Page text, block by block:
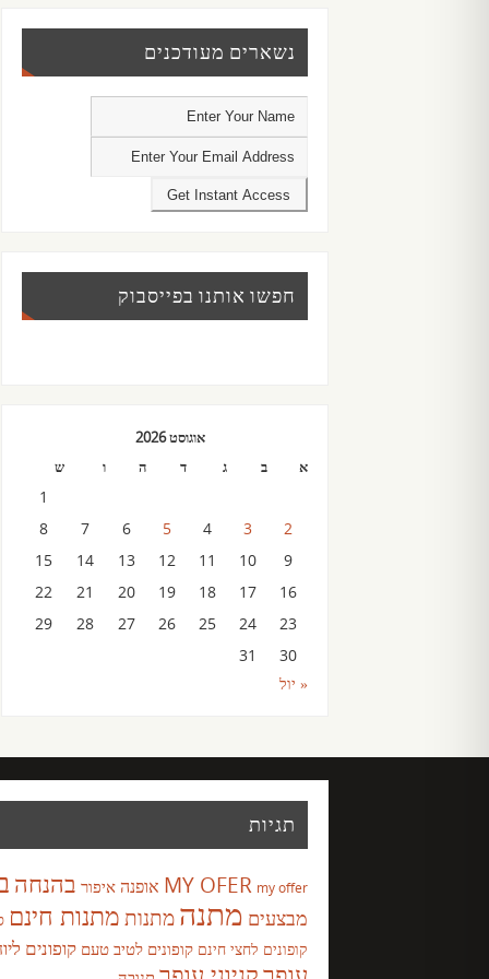
נשארים מעודכנים
חפשו אותנו בפייסבוק
אוגוסט 2026
א
ב ג ד ה ו ש
1
2
3
4
5
6
7
8
9
10
11
12
13
14
15
16
17
18
19
20
21
22
23
24
25
26
27
28
29
30
31
« יול
תגיות
MY OFER my offer אופנה איפור בהנחה
מבצעים מתנה מתנות מתנות חינם
קופונים לחצי חינם קופונים לטיב טעם קופונים